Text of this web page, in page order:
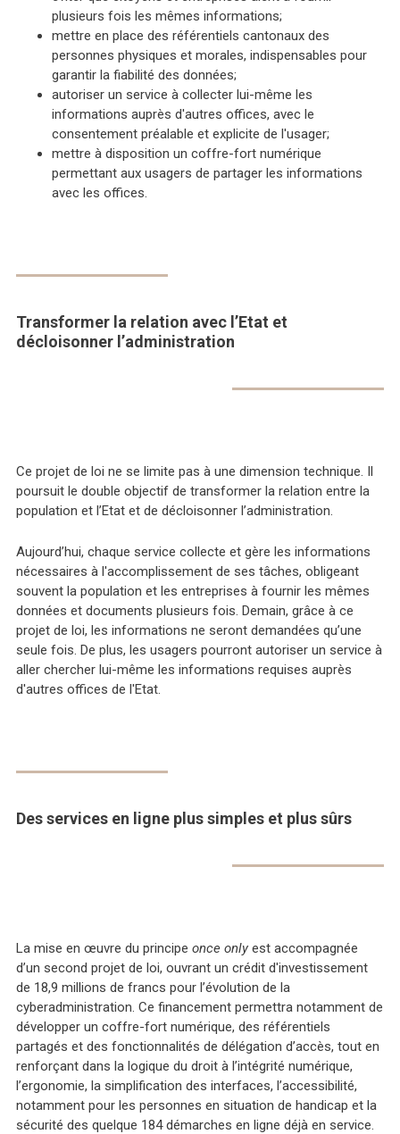
plusieurs fois les mêmes informations;
mettre en place des référentiels cantonaux des
personnes physiques et morales, indispensables pour
garantir la fiabilité des données;
autoriser un service à collecter lui-même les
informations auprès d'autres offices, avec le
consentement préalable et explicite de l'usager;
mettre à disposition un coffre-fort numérique
permettant aux usagers de partager les informations
avec les offices.
Transformer la relation avec l’Etat et
décloisonner l’administration
Ce projet de loi ne se limite pas à une dimension technique. Il
poursuit le double objectif de transformer la relation entre la
population et l’Etat et de décloisonner l’administration.
Aujourd’hui, chaque service collecte et gère les informations
nécessaires à l'accomplissement de ses tâches, obligeant
souvent la population et les entreprises à fournir les mêmes
données et documents plusieurs fois. Demain, grâce à ce
projet de loi, les informations ne seront demandées qu’une
seule fois. De plus, les usagers pourront autoriser un service à
aller chercher lui-même les informations requises auprès
d'autres offices de l'Etat.
Des services en ligne plus simples et plus sûrs
La mise en œuvre du principe once onlyest accompagnée
d’un second projet de loi, ouvrant un crédit d'investissement
de 18,9 millions de francs pour l’évolution de la
cyberadministration. Ce financement permettra notamment de
développer un coffre-fort numérique, des référentiels
partagés et des fonctionnalités de délégation d’accès, tout en
renforçant dans la logique du droit à l’intégrité numérique,
l’ergonomie, la simplification des interfaces, l’accessibilité,
notamment pour les personnes en situation de handicap et la
sécurité des quelque 184 démarches en ligne déjà en service.